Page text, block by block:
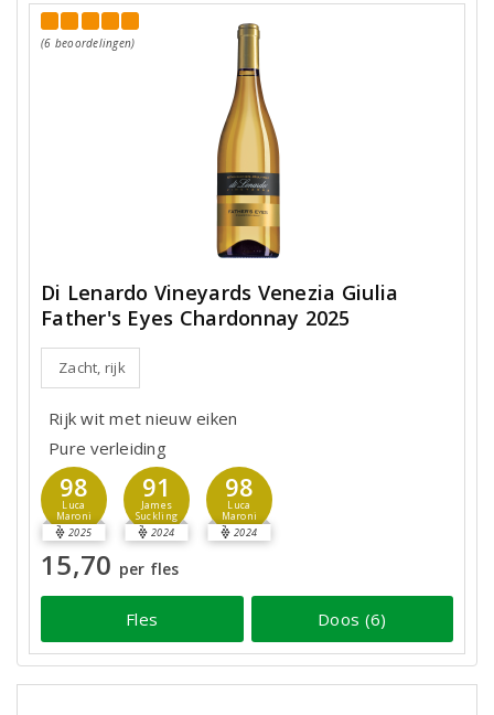
(6 beoordelingen)
Di Lenardo Vineyards Venezia Giulia
Father's Eyes Chardonnay 2025
Zacht, rijk
Rijk wit met nieuw eiken
Pure verleiding
98
Luca
Maroni
2025
91
James
Suckling
2024
98
Luca
Maroni
2024
15,70 per fles
Fles Doos (6)